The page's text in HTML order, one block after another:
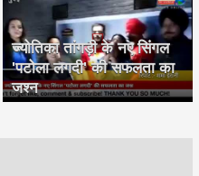
ज्योतिका तांगड़ी के नए सिंगल
'पटोला लगदी' की सफलता का
जश्न